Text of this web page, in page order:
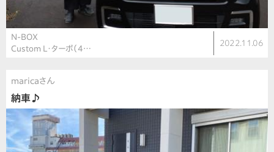
N-BOX
Custom L・ターボ（4…
2022.11.06
maricaさん
納車♪